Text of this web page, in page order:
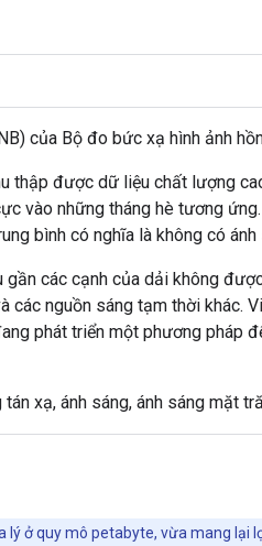
của Bộ đo bức xạ hình ảnh
thập được dữ liệu chất lượng
vào những tháng hè tương
bình có nghĩa là không có
các cạnh của dải không
nguồn sáng tạm thời khác.
phát triển một phương pháp
xạ, ánh sáng, ánh sáng mặt
ở quy mô petabyte, vừa mang lại